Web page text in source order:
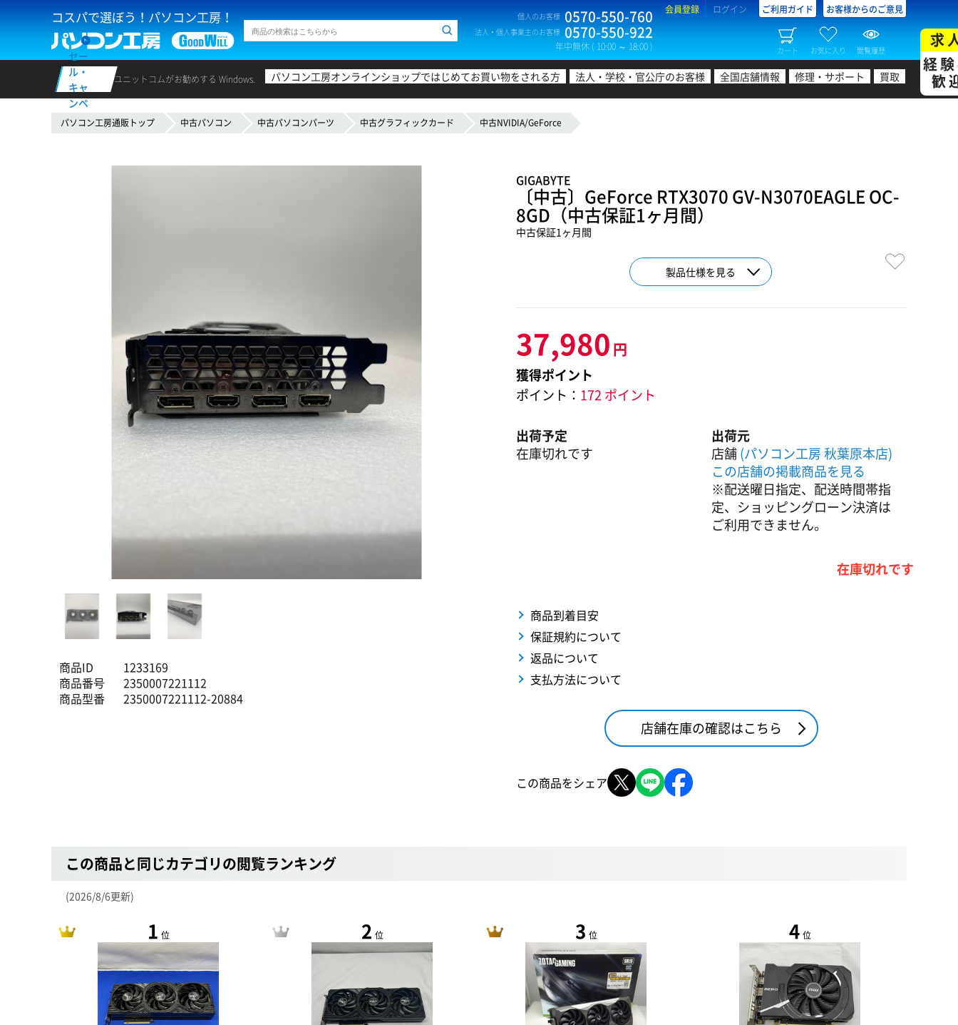
コスパで選ぼう！パソコン工房！ 個人のお客様 0570-550-760
法人・個人事業主のお客様 0570-550-922
年中無休 ( 10:00 ～ 18:00 )
会員登録 ログイン ご利用ガイド お客様からのご意見
カート お気に入り 閲覧履歴
セー
ル・
キャ
ンペ
ーン
ユニットコムがお勧めする Windows. パソコン工房オンラインショップではじめてお買い物をされる方 法人・学校・官公庁のお客様 全国店舗情報 修理・サポート 買取
求
経
歓
パソコン工房通販トップ 中古パソコン 中古パソコンパーツ 中古グラフィックカード 中古NVIDIA/GeForce
商品ID
1233169
商品番号
2350007221112
商品型番
2350007221112-20884
GIGABYTE
〔中古〕GeForce RTX3070 GV-N3070EAGLE OC-
8GD（中古保証1ヶ月間）
中古保証1ヶ月間
製品仕様を見る
37,980 円
獲得ポイント
ポイント： 172 ポイント
出荷予定
在庫切れです
出荷元
店舗(パソコン工房 秋葉原本店)
この店舗の掲載商品を見る
※配送曜日指定、配送時間帯指
定、ショッピングローン決済は
ご利用できません。
在庫切れです
商品到着目安
保証規約について
返品について
支払方法について
店舗在庫の確認はこちら
この商品をシェア
この商品と同じカテゴリの閲覧ランキング
(2026/8/6更新)
1 位 2 位 3 位 4 位